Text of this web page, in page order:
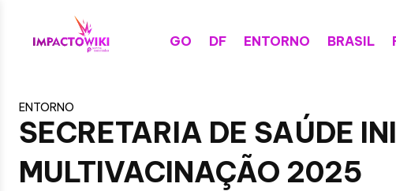
GO DF ENTORNO BRASIL
ENTORNO
SECRETARIA DE SAÚDE
MULTIVACINAÇÃO 2025